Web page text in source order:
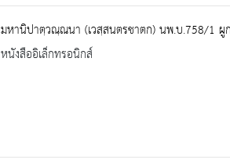
มหานิปาตฺวณฺณนา (เวสฺสนตรชาตก) นพ.บ.758/1 ผู
หนังสืออิเล็กทรอนิกส์